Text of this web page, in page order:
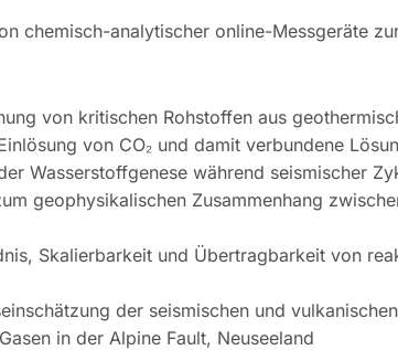
chemisch-analytischer online-Messgeräte
von kritischen Rohstoffen aus
von CO₂ und damit verbundene
Wasserstoffgenese während seismischer
geophysikalischen Zusammenhang
Skalierbarkeit und Übertragbarkeit von
der seismischen und
in der Alpine Fault, Neuseeland